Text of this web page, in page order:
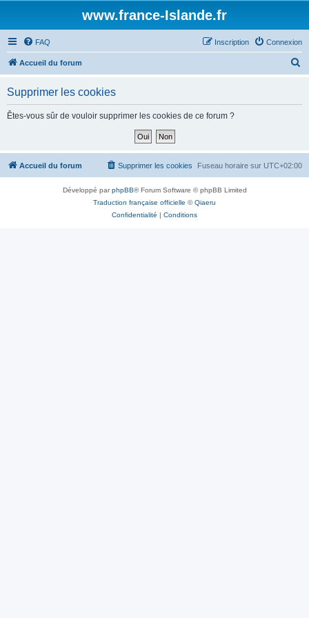
www.france-Islande.fr
FAQ Connexion
Inscription
Accueil du forum
h
Supprimer les cookies
Êtes-vous sûr de vouloir supprimer les cookies de ce forum ?
Accueil du forum Fuseau horaire sur UTC+02:00
Supprimer les cookies
Développé parphpBB® Forum Software © phpBB Limited
Traduction française officielle ©Qiaeru
Confidentialité | Conditions